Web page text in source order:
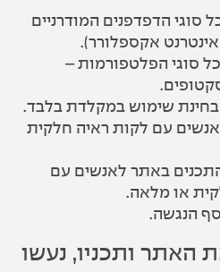
סוגי הדפדפנים המודרניים
אקספלורר).
סוגי הפלטפורמות –
עם לקות ראיה חלקית
באתר לאנשים עם
או מלאה.
האתר ותכניו, נעשו